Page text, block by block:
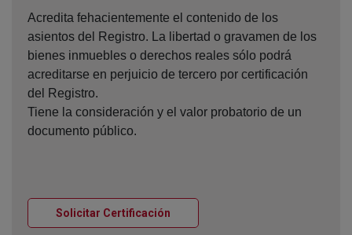
Acredita fehacientemente el contenido de los
asientos del Registro. La libertad o gravamen de los
bienes inmuebles o derechos reales sólo podrá
acreditarse en perjuicio de tercero por certificación
del Registro.
Tiene la consideración y el valor probatorio de un
documento público.
Solicitar Certificación